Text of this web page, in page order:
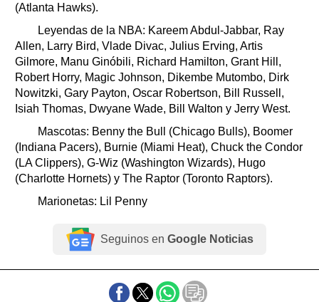
(Atlanta Hawks).
Leyendas de la NBA: Kareem Abdul-Jabbar, Ray
Allen, Larry Bird, Vlade Divac, Julius Erving, Artis
Gilmore, Manu Ginóbili, Richard Hamilton, Grant Hill,
Robert Horry, Magic Johnson, Dikembe Mutombo, Dirk
Nowitzki, Gary Payton, Oscar Robertson, Bill Russell,
Isiah Thomas, Dwyane Wade, Bill Walton y Jerry West.
Mascotas: Benny the Bull (Chicago Bulls), Boomer
(Indiana Pacers), Burnie (Miami Heat), Chuck the Condor
(LA Clippers), G-Wiz (Washington Wizards), Hugo
(Charlotte Hornets) y The Raptor (Toronto Raptors).
Marionetas: Lil Penny
Seguinos en Google Noticias